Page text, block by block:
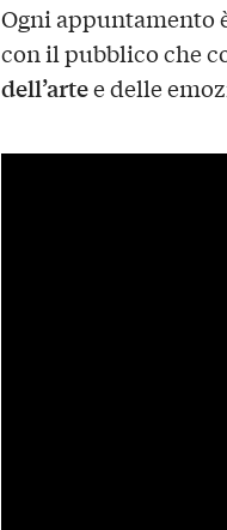
Ogni appuntamento
con il pubblico che
dell’artee delle